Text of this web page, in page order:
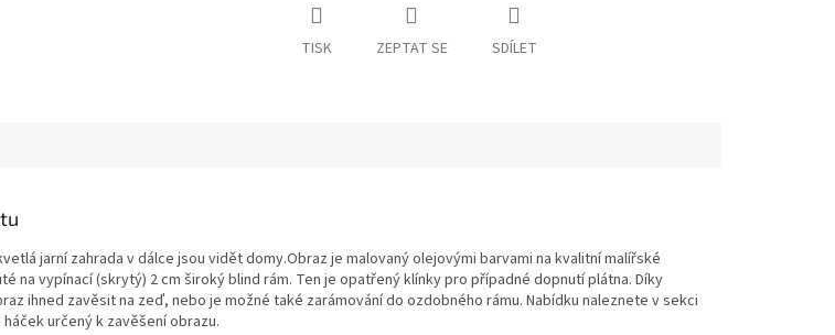
TISK ZEPTAT SE SDÍLET
jarní zahrada v dálce jsou vidět domy.Obraz je malovaný olejovými barvami na kvalitní malířské
na vypínací (skrytý) 2 cm široký blind rám. Ten je opatřený klínky pro případné dopnutí plátna. Díky
ihned zavěsit na zeď, nebo je možné také zarámování do ozdobného rámu. Nabídku naleznete v sekci
určený k zavěšení obrazu.